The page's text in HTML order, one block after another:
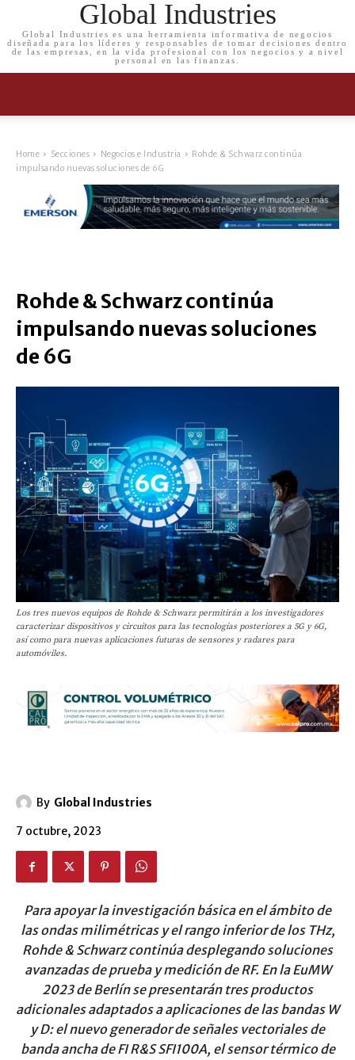
Global Industries
Global Industries es una herramienta informativa de negocios
diseñada para los líderes y responsables de tomar decisiones dentro
de las empresas, en la vida profesional con los negocios y a nivel
personal en las finanzas.
Home Secciones Negocios e Industria
Rohde & Schwarz continúa
impulsando nuevas soluciones de 6G
Rohde & Schwarz continúa
impulsando nuevas soluciones
de 6G
Los tres nuevos equipos de Rohde & Schwarz permitirán a los investigadores
caracterizar dispositivos y circuitos para las tecnologías posteriores a 5G y 6G,
así como para nuevas aplicaciones futuras de sensores y radares para
automóviles.
By Global Industries
7 octubre, 2023
Para apoyar la investigación básica en el ámbito de
las ondas milimétricas y el rango inferior de los THz,
Rohde & Schwarz continúa desplegando soluciones
avanzadas de prueba y medición de RF. En la EuMW
2023 de Berlín se presentarán tres productos
adicionales adaptados a aplicaciones de las bandas W
y D: el nuevo generador de señales vectoriales de
banda ancha de FI R&S SFI100A, el sensor térmico de